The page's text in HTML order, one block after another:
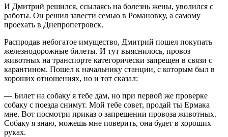
И Дмитрий решился, ссылаясь на болезнь жены, уволился с
работы. Он решил завести семью в Романовку, а самому
проехать в Днепропетровск.
Распродав небогатое имущество, Дмитрий пошел покупать
железнодорожные билеты. И тут выяснилось, провоз
животных на транспорте категорически запрещен в связи с
карантином. Пошел к начальнику станции, с которым был в
хороших отношениях, но и тот сказал:
— Билет на собаку я тебе дам, но при первой же проверке
собаку с поезда снимут. Мой тебе совет, продай ты Ермака
мне. Вот посмотри приказ о запрещении провоза животных.
Собаку я знаю, можешь мне поверить, она будет в хороших
руках.